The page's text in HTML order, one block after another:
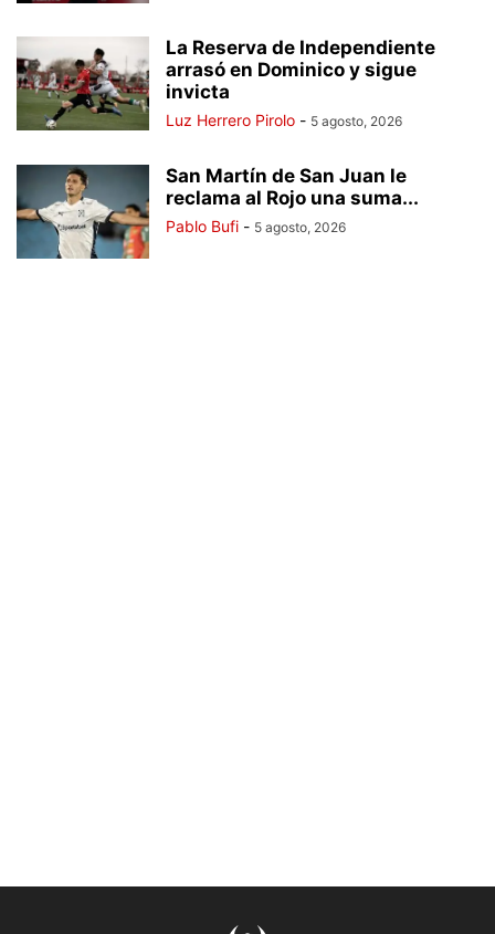
La Reserva de Independiente
arrasó en Dominico y sigue
invicta
Luz Herrero Pirolo - 5 agosto, 2026
San Martín de San Juan le
reclama al Rojo una suma...
Pablo Bufi - 5 agosto, 2026